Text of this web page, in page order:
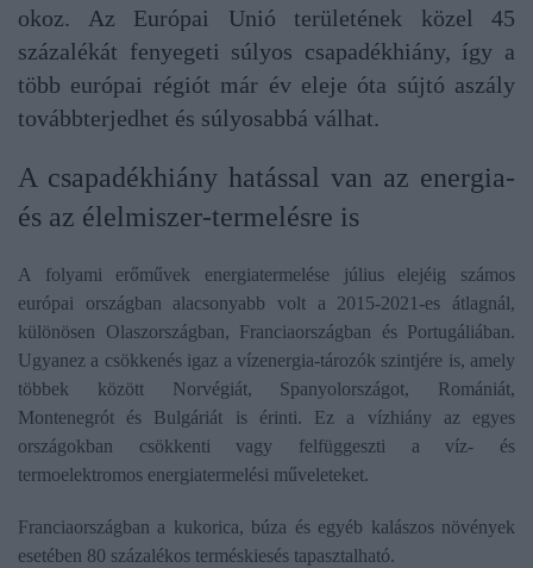
okoz. Az Európai Unió területének közel 45
százalékát fenyegeti súlyos csapadékhiány, így a
több európai régiót már év eleje óta sújtó aszály
továbbterjedhet és súlyosabbá válhat.
A csapadékhiány hatással van az energia-
és az élelmiszer-termelésre is
A folyami erőművek energiatermelése július elejéig számos
európai országban alacsonyabb volt a 2015-2021-es átlagnál,
különösen Olaszországban, Franciaországban és Portugáliában.
Ugyanez a csökkenés igaz a vízenergia-tározók szintjére is, amely
többek között Norvégiát, Spanyolországot, Romániát,
Montenegrót és Bulgáriát is érinti. Ez a vízhiány az egyes
országokban csökkenti vagy felfüggeszti a víz- és
termoelektromos energiatermelési műveleteket.
Franciaországban a kukorica, búza és egyéb kalászos növények
esetében 80 százalékos terméskiesés tapasztalható.